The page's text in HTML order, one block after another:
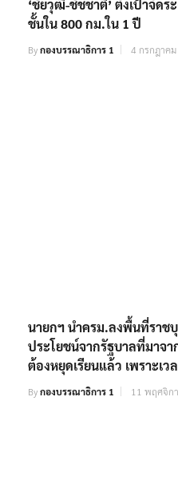
‘ชัยวุฒิ-ชัชชาติ’ ตั้งเป้าจัดร
ชั้นใน 800 กม.ใน 1 ปี
Byกองบรรณาธิการ 1 4 กรกฎาค
นายกฯ นำครม.ลงพื้นที่ราช
ประโยชน์จากรัฐบาลที่มาจา
ต้องหยุดเรียนแล้ว เพราะเว
Byกองบรรณาธิการ 1 11 พฤศจิก